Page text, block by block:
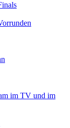
im TV und im